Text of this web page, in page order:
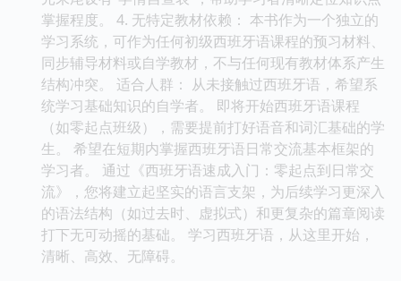
掌握程度。 4. 无特定教材依赖： 本书作为一个独立的
学习系统，可作为任何初级西班牙语课程的预习材料、
同步辅导材料或自学教材，不与任何现有教材体系产生
结构冲突。 适合人群： 从未接触过西班牙语，希望系
统学习基础知识的自学者。 即将开始西班牙语课程
（如零起点班级），需要提前打好语音和词汇基础的学
生。 希望在短期内掌握西班牙语日常交流基本框架的
学习者。 通过《西班牙语速成入门：零起点到日常交
流》，您将建立起坚实的语言支架，为后续学习更深入
的语法结构（如过去时、虚拟式）和更复杂的篇章阅读
打下无可动摇的基础。 学习西班牙语，从这里开始，
清晰、高效、无障碍。